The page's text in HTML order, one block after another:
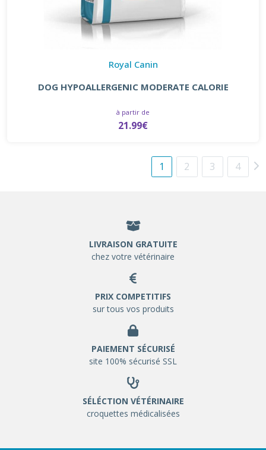
Royal Canin
DOG HYPOALLERGENIC MODERATE CALORIE
à partir de
21.99€
1 2 3 4
LIVRAISON GRATUITE
chez votre vétérinaire
PRIX COMPETITIFS
sur tous vos produits
PAIEMENT SÉCURISÉ
site 100% sécurisé SSL
SÉLÉCTION VÉTÉRINAIRE
croquettes médicalisées